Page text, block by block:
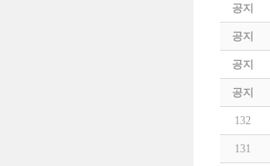
공지
공지
공지
공지
132
131